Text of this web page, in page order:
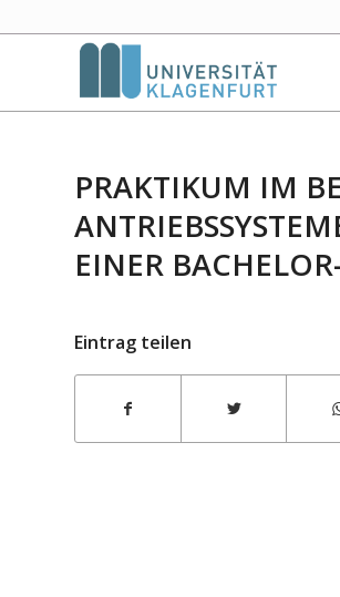
PRAKTIKUM IM
EINER
Eintrag teilen